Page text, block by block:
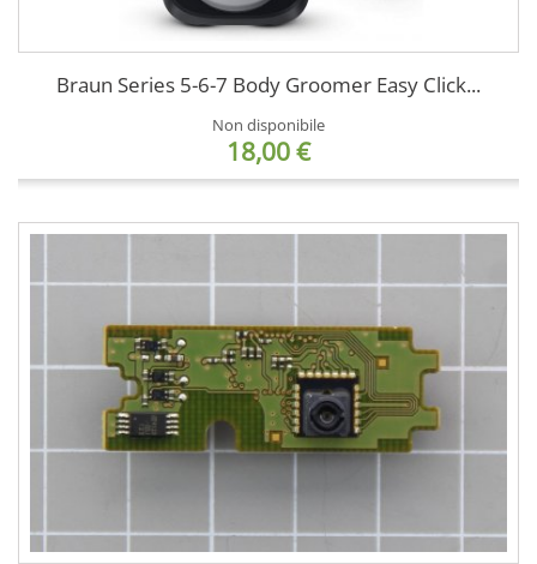
Braun Series 5-6-7 Body Groomer Easy Click...
Non disponibile
18,00 €